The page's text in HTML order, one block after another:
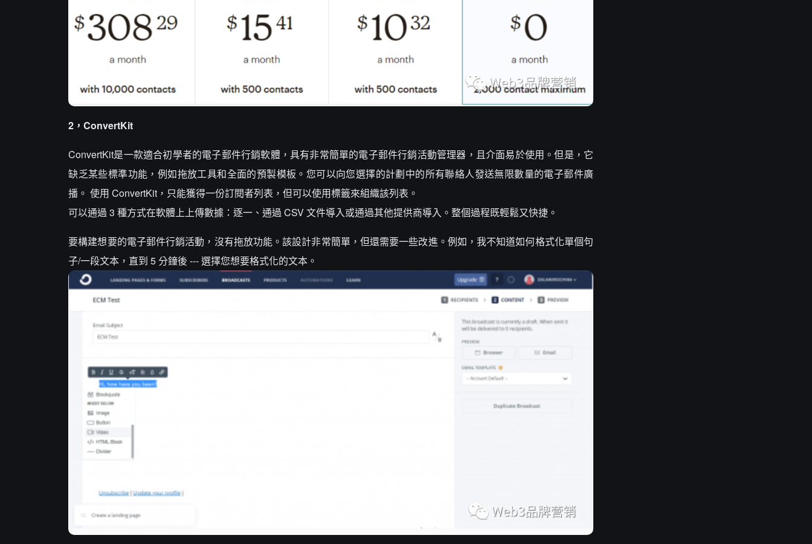
2，ConvertKit
ConvertKit是一款適合初學者的電子郵件行銷軟體，具有非常簡單的電子郵件行銷活動管理器，且介面易於使用。但是，它
缺乏某些標準功能，例如拖放工具和全面的預製模板。您可以向您選擇的計劃中的所有聯絡人發送無限數量的電子郵件廣
播。 使用 ConvertKit，只能獲得一份訂閱者列表，但可以使用標籤來組織該列表。
可以通過 3 種方式在軟體上上傳數據：逐一、通過 CSV 文件導入或通過其他提供商導入。整個過程既輕鬆又快捷。
要構建想要的電子郵件行銷活動，沒有拖放功能。該設計非常簡單，但還需要一些改進。例如，我不知道如何格式化單個句
子/一段文本，直到 5 分鐘後 --- 選擇您想要格式化的文本。